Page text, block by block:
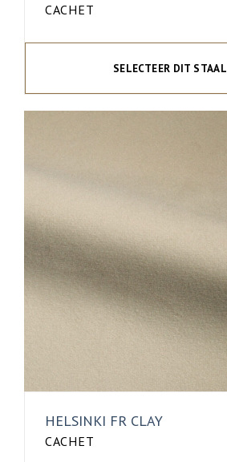
CACHET
SELECTEER DIT STAAL
HELSINKI FR CLAY
CACHET